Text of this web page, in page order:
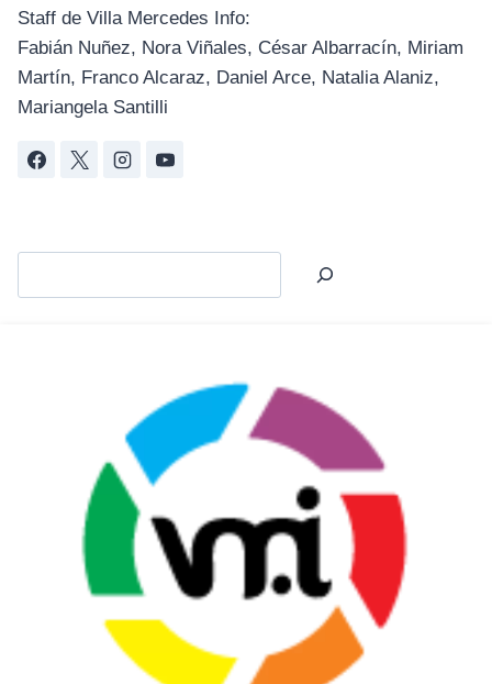
Staff de Villa Mercedes Info:
Fabián Nuñez, Nora Viñales, César Albarracín, Miriam
Martín, Franco Alcaraz, Daniel Arce, Natalia Alaniz,
Mariangela Santilli